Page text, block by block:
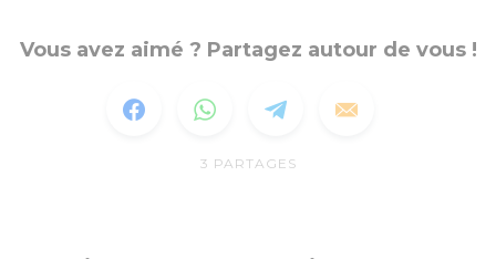
Vous avez aimé ? Partagez autour de vous !
3 PARTAGES